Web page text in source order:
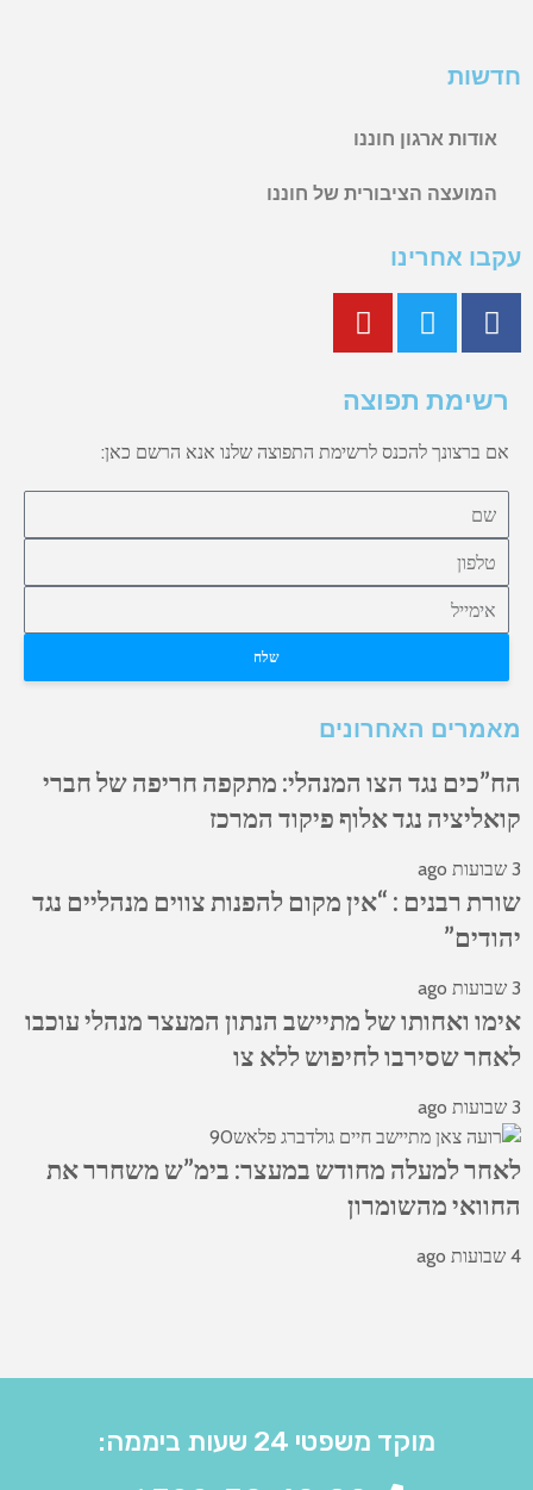
חדשות
אודות ארגון חוננו
המועצה הציבורית של חוננו
עקבו אחרינו
רשימת תפוצה
אם ברצונך להכנס לרשימת התפוצה שלנו אנא הרשם כאן:
שלח
מאמרים האחרונים
הח”כים נגד הצו המנהלי: מתקפה חריפה של חברי
קואליציה נגד אלוף פיקוד המרכז
3 שבועות ago
שורת רבנים : “אין מקום להפנות צווים מנהליים נגד
יהודים”
3 שבועות ago
אימו ואחותו של מתיישב הנתון המעצר מנהלי עוכבו
לאחר שסירבו לחיפוש ללא צו
3 שבועות ago
לאחר למעלה מחודש במעצר: בימ”ש משחרר את
החוואי מהשומרון
4 שבועות ago
מוקד משפטי 24 שעות ביממה: